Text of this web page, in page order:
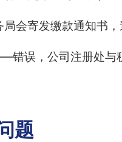
会寄发缴款通知书，
误，公司注册处与
题